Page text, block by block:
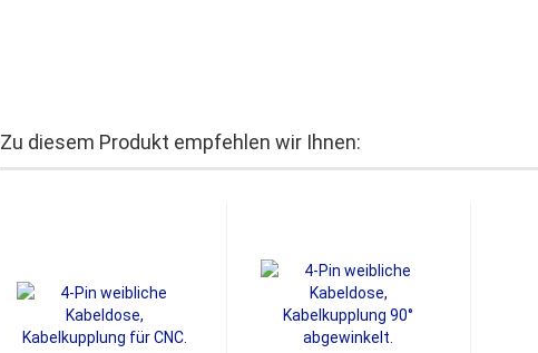
Zu diesem Produkt empfehlen wir Ihnen: